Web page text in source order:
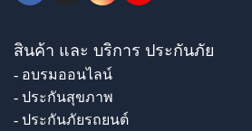
สินค้า และ บริการ ประกันภัย
- อบรมออนไลน์
- ประกันสุขภาพ
- ประกันภัยรถยนต์